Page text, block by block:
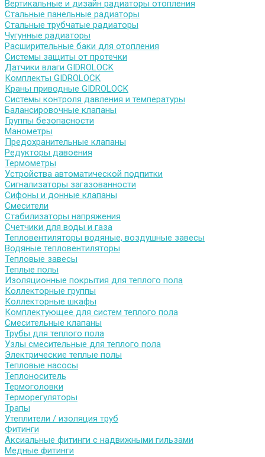
Вертикальные и дизайн радиаторы отопления
Стальные панельные радиаторы
Стальные трубчатые радиаторы
Чугунные радиаторы
Расширительные баки для отопления
Системы защиты от протечки
Датчики влаги GIDROLOCK
Комплекты GIDROLOCK
Краны приводные GIDROLOCK
Системы контроля давления и температуры
Балансировочные клапаны
Группы безопасности
Манометры
Предохранительные клапаны
Редукторы давоения
Термометры
Устройства автоматической подпитки
Сигнализаторы загазованности
Сифоны и донные клапаны
Смесители
Стабилизаторы напряжения
Счетчики для воды и газа
Тепловентиляторы водяные, воздушные завесы
Водяные тепловентиляторы
Тепловые завесы
Теплые полы
Изоляционные покрытия для теплого пола
Коллекторные группы
Коллекторные шкафы
Комплектующее для систем теплого пола
Смесительные клапаны
Трубы для теплого пола
Узлы смесительные для теплого пола
Электрические теплые полы
Тепловые насосы
Теплоноситель
Термоголовки
Терморегуляторы
Трапы
Утеплители / изоляция труб
Фитинги
Аксиальные фитинги с надвижными гильзами
Медные фитинги